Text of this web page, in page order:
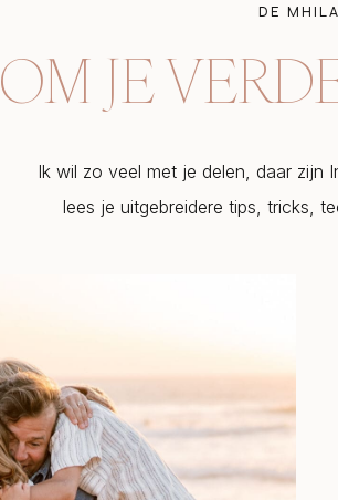
DE
OM JE
Ik wil zo veel met je delen, daar zijn
lees je uitgebreidere tips, tricks,